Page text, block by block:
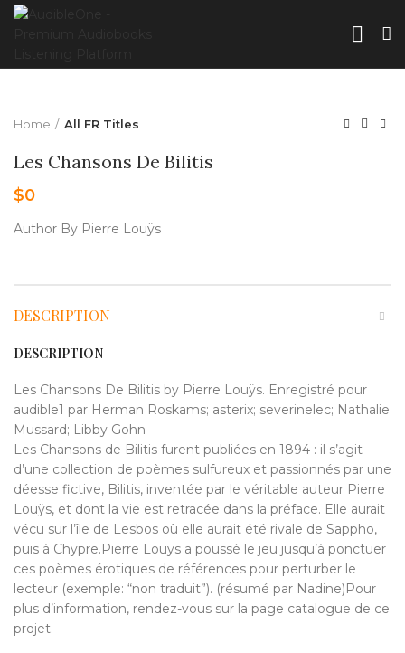
Home All FR Titles
Les Chansons De Bilitis
$0
Author By Pierre Louÿs
DESCRIPTION
DESCRIPTION
Les Chansons De Bilitis by Pierre Louÿs. Enregistré pour
audible1 par Herman Roskams; asterix; severinelec; Nathalie
Mussard; Libby Gohn
Les Chansons de Bilitis furent publiées en 1894 : il s’agit
d’une collection de poèmes sulfureux et passionnés par une
déesse fictive, Bilitis, inventée par le véritable auteur Pierre
Louÿs, et dont la vie est retracée dans la préface. Elle aurait
vécu sur l’île de Lesbos où elle aurait été rivale de Sappho,
puis à Chypre.Pierre Louÿs a poussé le jeu jusqu’à ponctuer
ces poèmes érotiques de références pour perturber le
lecteur (exemple: “non traduit”). (résumé par Nadine)Pour
plus d’information, rendez-vous sur la page catalogue de ce
projet.